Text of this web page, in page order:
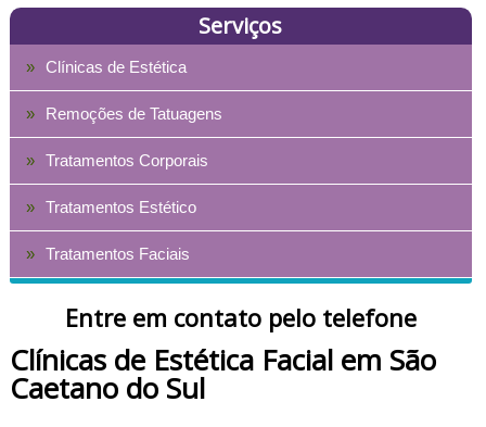
Serviços
Clínicas de Estética
Remoções de Tatuagens
Tratamentos Corporais
Tratamentos Estético
Tratamentos Faciais
Entre em contato pelo telefone
Clínicas de Estética Facial em São
Caetano do Sul